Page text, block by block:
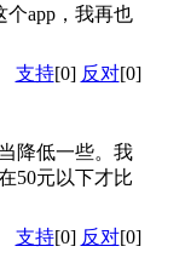
app，我再也
支持[0] 反对[0]
降低一些。我
50元以下才比
支持[0] 反对[0]